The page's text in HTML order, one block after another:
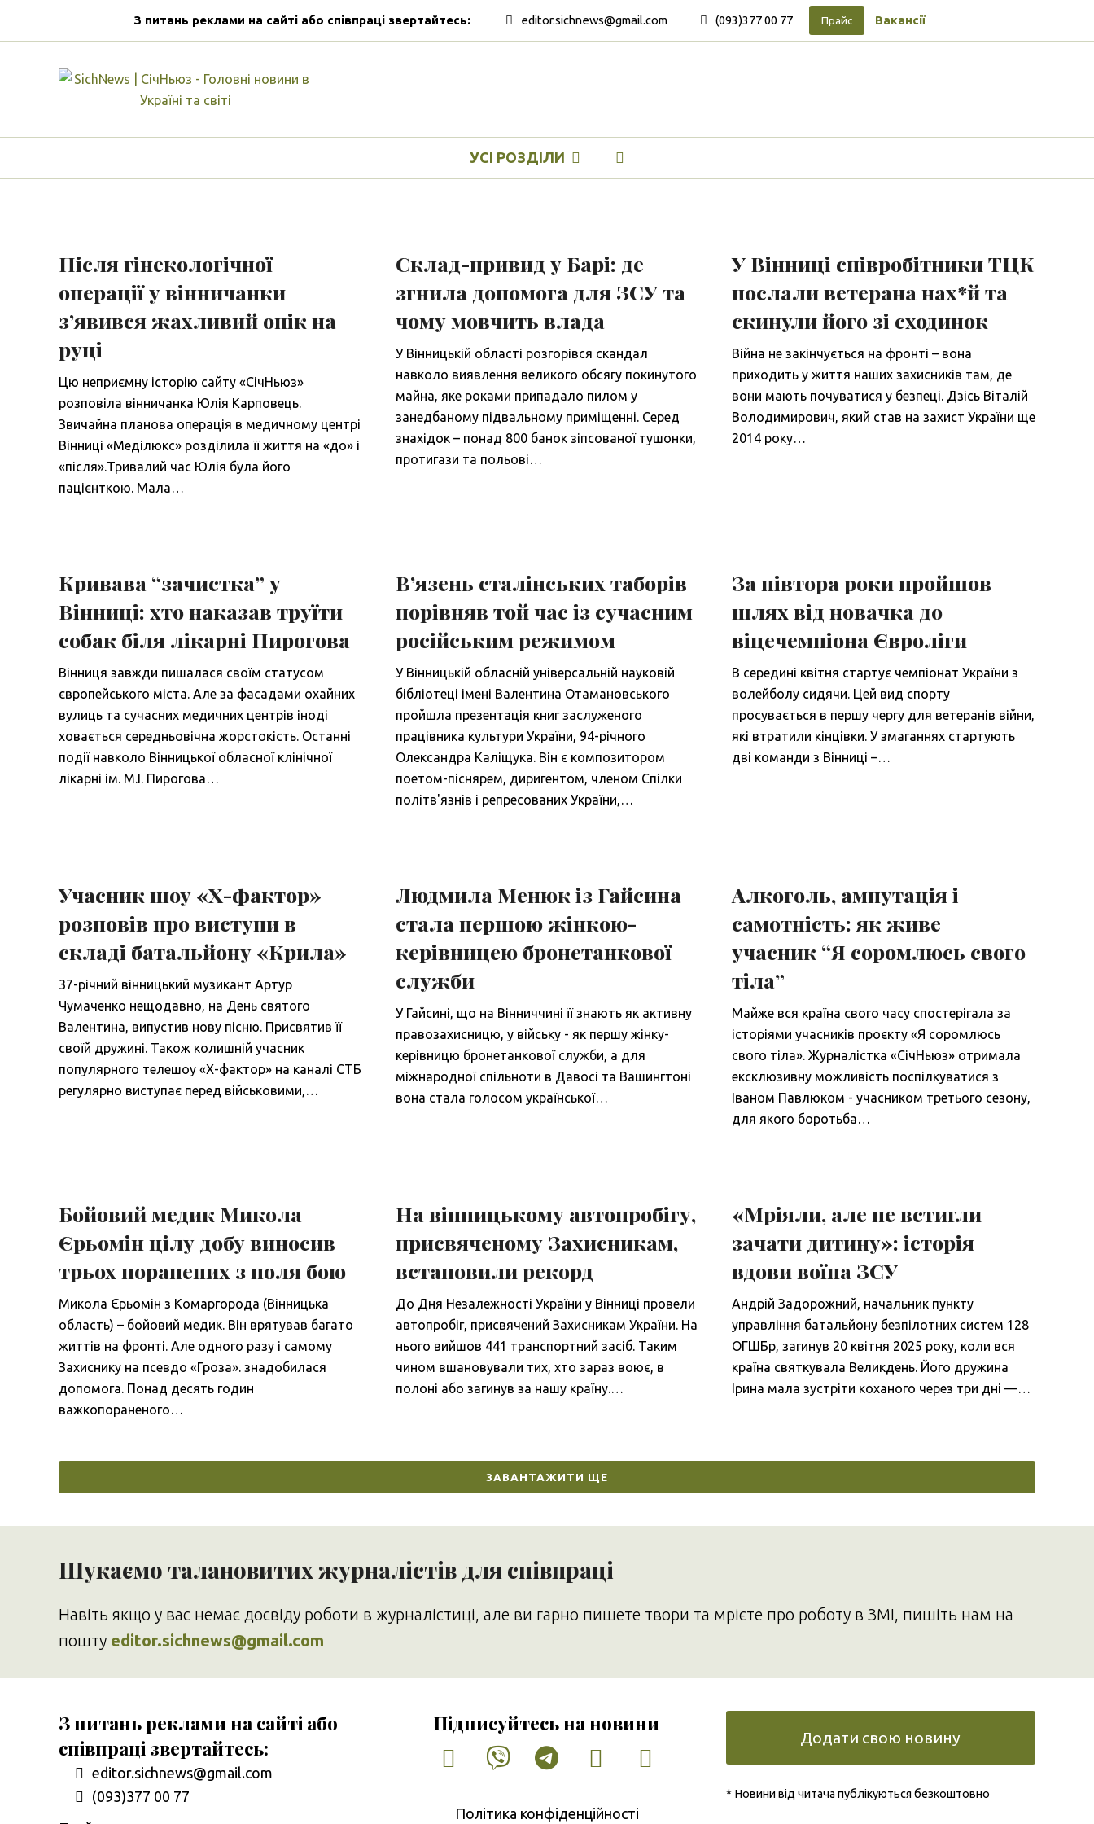
З питань реклами на сайті або співпраці звертайтесь: editor.sichnews@gmail.com (093)377 00 77 Прайс Вакансії
УСІ РОЗДІЛИ
Після гінекологічної
операції у вінничанки
з’явився жахливий опік на
руці
Цю неприємну історію сайту «СічНьюз»
розповіла вінничанка Юлія Карповець.
Звичайна планова операція в медичному центрі
Вінниці «Меділюкс» розділила її життя на «до» і
«після».Тривалий час Юлія була його
пацієнткою. Мала…
Склад-привид у Барі: де
згнила допомога для ЗСУ та
чому мовчить влада
У Вінницькій області розгорівся скандал
навколо виявлення великого обсягу покинутого
майна, яке роками припадало пилом у
занедбаному підвальному приміщенні. Серед
знахідок – понад 800 банок зіпсованої тушонки,
протигази та польові…
У Вінниці співробітники ТЦК
послали ветерана нах*й та
скинули його зі сходинок
Війна не закінчується на фронті – вона
приходить у життя наших захисників там, де
вони мають почуватися у безпеці. Дзісь Віталій
Володимирович, який став на захист України ще
2014 року…
Кривава “зачистка” у
Вінниці: хто наказав труїти
собак біля лікарні Пирогова
Вінниця завжди пишалася своїм статусом
європейського міста. Але за фасадами охайних
вулиць та сучасних медичних центрів іноді
ховається середньовічна жорстокість. Останні
події навколо Вінницької обласної клінічної
лікарні ім. М.І. Пирогова…
В’язень сталінських таборів
порівняв той час із сучасним
російським режимом
У Вінницькій обласній універсальній науковій
бібліотеці імені Валентина Отамановського
пройшла презентація книг заслуженого
працівника культури України, 94-річного
Олександра Каліщука. Він є композитором
поетом-піснярем, диригентом, членом Спілки
політв'язнів і репресованих України,…
За півтора роки пройшов
шлях від новачка до
віцечемпіона Євроліги
В середині квітня стартує чемпіонат України з
волейболу сидячи. Цей вид спорту
просувається в першу чергу для ветеранів війни,
які втратили кінцівки. У змаганнях стартують
дві команди з Вінниці –…
Учасник шоу «Х-фактор»
розповів про виступи в
складі батальйону «Крила»
37-річний вінницький музикант Артур
Чумаченко нещодавно, на День святого
Валентина, випустив нову пісню. Присвятив її
своїй дружині. Також колишній учасник
популярного телешоу «Х-фактор» на каналі СТБ
регулярно виступає перед військовими,…
Людмила Менюк із Гайсина
стала першою жінкою-
керівницею бронетанкової
служби
У Гайсині, що на Вінниччині її знають як активну
правозахисницю, у війську - як першу жінку-
керівницю бронетанкової служби, а для
міжнародної спільноти в Давосі та Вашингтоні
вона стала голосом української…
Алкоголь, ампутація і
самотність: як живе
учасник “Я соромлюсь свого
тіла”
Майже вся країна свого часу спостерігала за
історіями учасників проєкту «Я соромлюсь
свого тіла». Журналістка «СічНьюз» отримала
ексклюзивну можливість поспілкуватися з
Іваном Павлюком - учасником третього сезону,
для якого боротьба…
Бойовий медик Микола
Єрьомін цілу добу виносив
трьох поранених з поля бою
Микола Єрьомін з Комаргорода (Вінницька
область) – бойовий медик. Він врятував багато
життів на фронті. Але одного разу і самому
Захиснику на псевдо «Гроза». знадобилася
допомога. Понад десять годин
важкопораненого…
На вінницькому автопробігу,
присвяченому Захисникам,
встановили рекорд
До Дня Незалежності України у Вінниці провели
автопробіг, присвячений Захисникам України. На
нього вийшов 441 транспортний засіб. Таким
чином вшановували тих, хто зараз воює, в
полоні або загинув за нашу країну.…
«Мріяли, але не встигли
зачати дитину»: історія
вдови воїна ЗСУ
Андрій Задорожний, начальник пункту
управління батальйону безпілотних систем 128
ОГШБр, загинув 20 квітня 2025 року, коли вся
країна святкувала Великдень. Його дружина
Ірина мала зустріти коханого через три дні —…
ЗАВАНТАЖИТИ ЩЕ
Шукаємо талановитих журналістів для співпраці
Навіть якщо у вас немає досвіду роботи в журналістиці, але ви гарно пишете твори та мрієте про роботу в ЗМІ, пишіть нам на
пошту editor.sichnews@gmail.com
З питань реклами на сайті або
співпраці звертайтесь:
editor.sichnews@gmail.com
(093)377 00 77
Підписуйтесь на новини
Facebook
VimeoTumblrInstagram
Політика конфіденційності
Додати свою новину
* Новини від читача публікуються безкоштовно